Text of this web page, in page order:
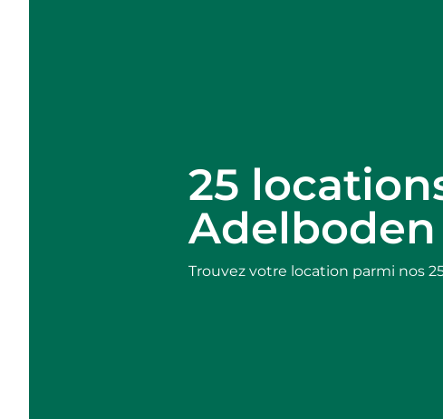
25
Adelboden
Trouvez votre location parmi nos